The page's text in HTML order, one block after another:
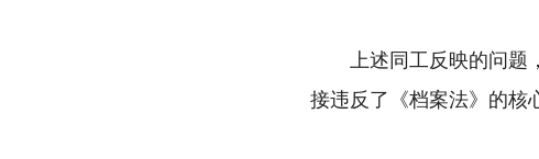
上述同工反映的问题
接违反了《档案法》的核